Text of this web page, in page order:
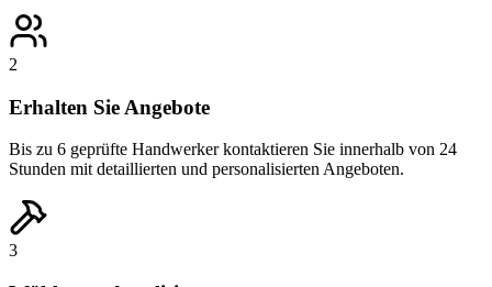
2
Erhalten Sie Angebote
Bis zu 6 geprüfte Handwerker kontaktieren Sie innerhalb von 24
Stunden mit detaillierten und personalisierten Angeboten.
3